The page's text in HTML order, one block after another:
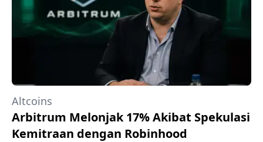
Altcoins
Arbitrum Melonjak 17% Akibat Spekulasi
Kemitraan dengan Robinhood